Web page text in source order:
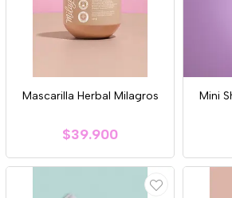
Mascarilla Herbal Milagros
$39.900
Mini